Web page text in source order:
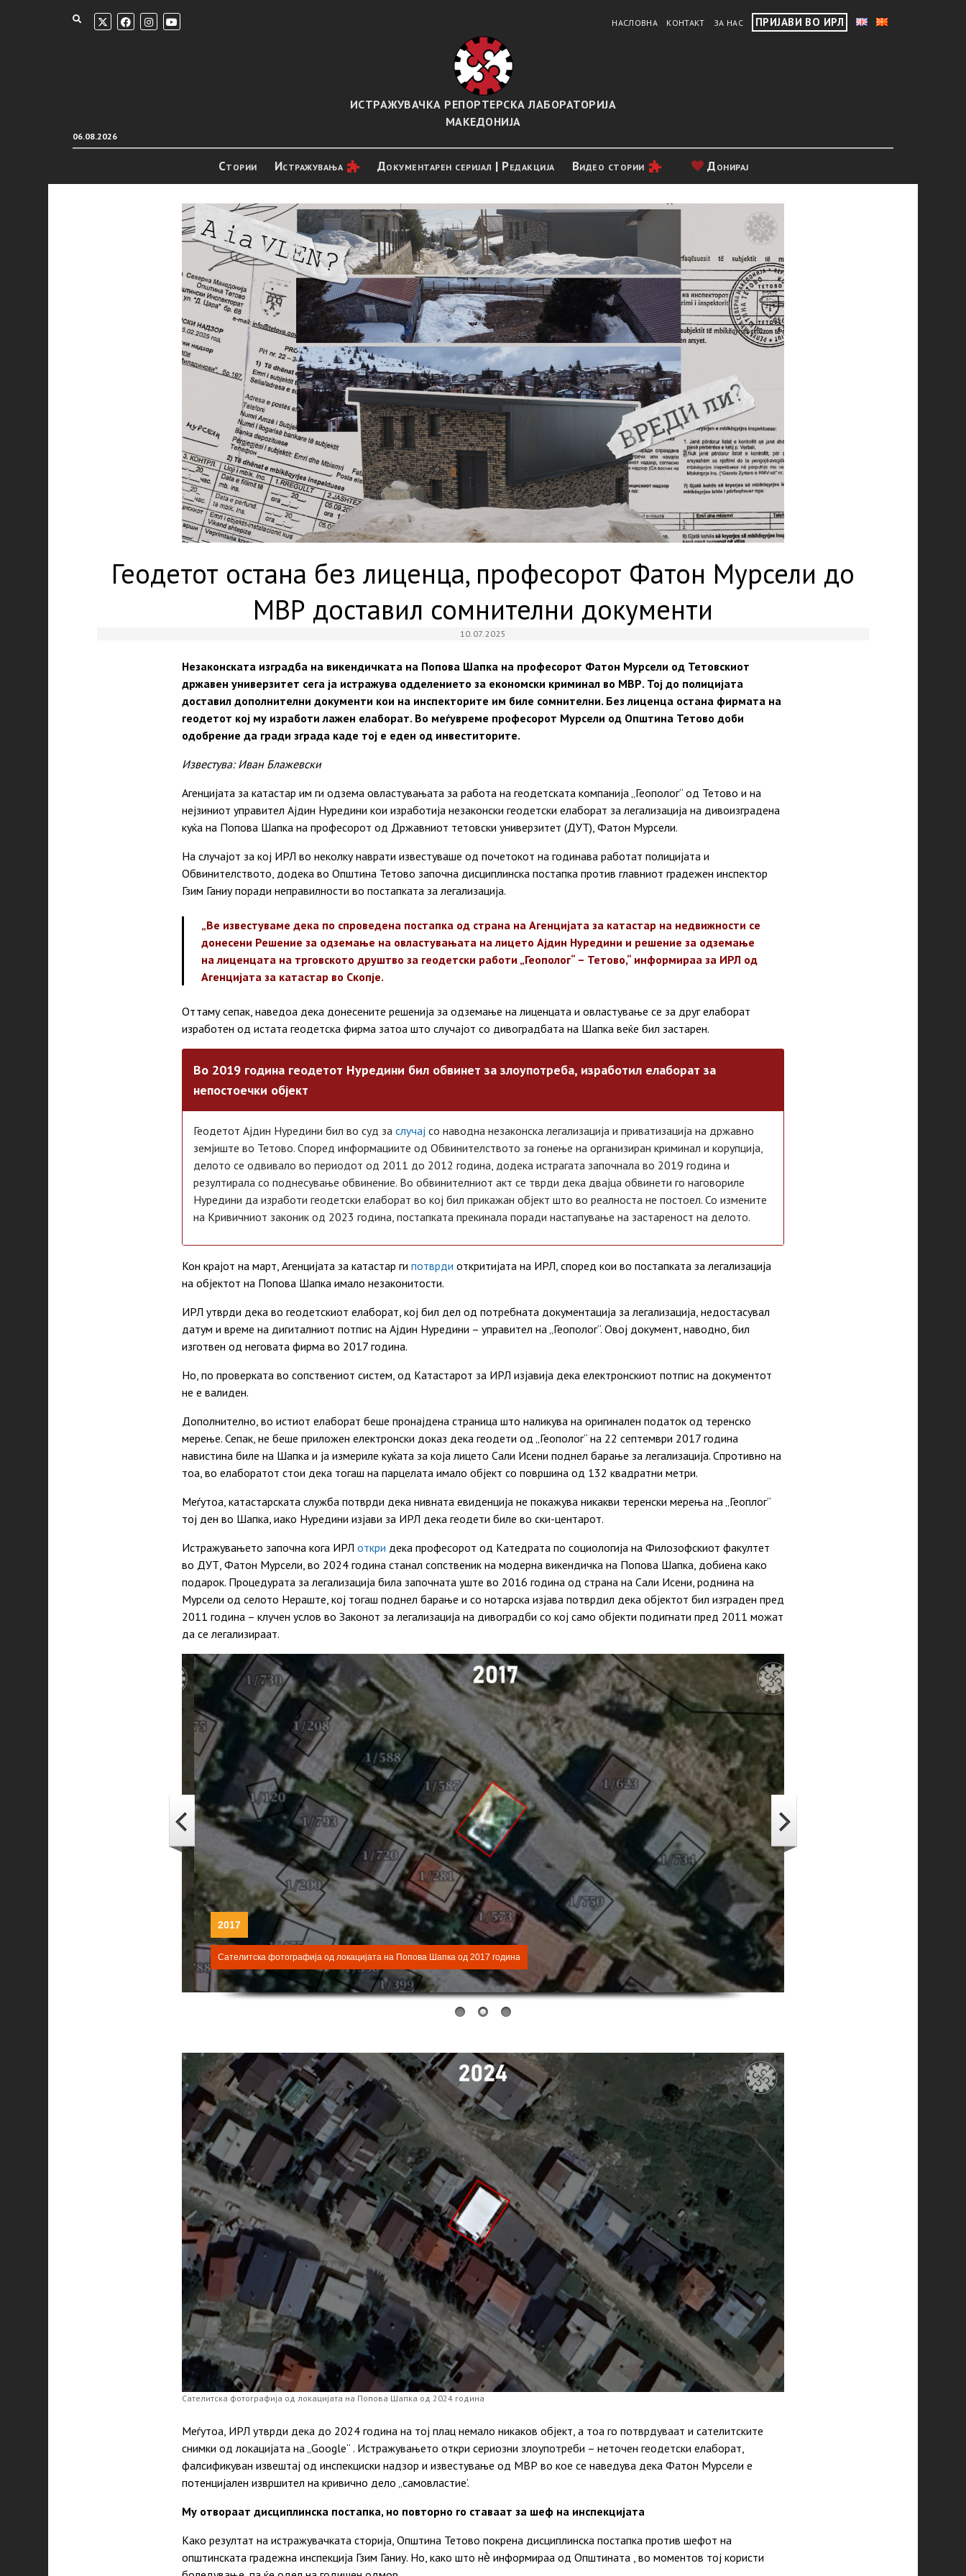
НАСЛОВНА КОНТАКТ ЗА НАС ПРИЈАВИ ВО ИРЛ
06.08.2026
ИСТРАЖУВАЧКА РЕПОРТЕРСКА ЛАБОРАТОРИЈА
МАКЕДОНИЈА
Стории Истражувањa Документарен серијал | Редакција Видео стории Донирај
Геодетот остана без лиценца, професорот Фатон Мурсели до
МВР доставил сомнителни документи
10.07.2025
Незаконската изградба на викендичката на Попова Шапка на професорот Фатон Мурсели од Тетовскиот
државен универзитет сега ја истражува одделението за економски криминал во МВР. Тој до полицијата
доставил дополнителни документи кои на инспекторите им биле сомнителни. Без лиценца остана фирмата на
геодетот кој му изработи лажен елаборат. Во меѓувреме професорот Мурсели од Општина Тетово доби
одобрение да гради зграда каде тој е еден од инвеститорите.
Известува: Иван Блажевски
Агенцијата за катастар им ги одзема овластувањата за работа на геодетската компанија „Геополог“ од Тетово и на
нејзиниот управител Ајдин Нуредини кои изработија незаконски геодетски елаборат за легализација на дивоизградена
куќа на Попова Шапка на професорот од Државниот тетовски универзитет (ДУТ), Фатон Мурсели.
На случајот за кој ИРЛ во неколку наврати известуваше од почетокот на годинава работат полицијата и
Обвинителството, додека во Општина Тетово започна дисциплинска постапка против главниот градежен инспектор
Гзим Ганиу поради неправилности во постапката за легализација.
„Ве известуваме дека по спроведена постапка од страна на Агенцијата за катастар на недвижности се
донесени Решение за одземање на овластувањата на лицето Ајдин Нуредини и решение за одземање
на лиценцата на трговското друштво за геодетски работи „Геополог“ – Тетово,“ информираа за ИРЛ од
Агенцијата за катастар во Скопје.
Оттаму сепак, наведоа дека донесените решенија за одземање на лиценцата и овластување се за друг елаборат
изработен од истата геодетска фирма затоа што случајот со дивоградбата на Шапка веќе бил застарен.
Во 2019 година геодетот Нуредини бил обвинет за злоупотреба, изработил елаборат за
непостоечки објект
Геодетот Ајдин Нуредини бил во суд за случај со наводна незаконска легализација и приватизација на државно
земјиште во Тетово. Според информациите од Обвинителството за гонење на организиран криминал и корупција,
делото се одвивало во периодот од 2011 до 2012 година, додека истрагата започнала во 2019 година и
резултирала со поднесување обвинение. Во обвинителниот акт се тврди дека двајца обвинети го наговориле
Нуредини да изработи геодетски елаборат во кој бил прикажан објект што во реалноста не постоел. Со измените
на Кривичниот законик од 2023 година, постапката прекинала поради настапување на застареност на делото.
Кон крајот на март, Агенцијата за катастар ги потврди откритијата на ИРЛ, според кои во постапката за легализација
на објектот на Попова Шапка имало незаконитости.
ИРЛ утврди дека во геодетскиот елаборат, кој бил дел од потребната документација за легализација, недостасувал
датум и време на дигиталниот потпис на Ајдин Нуредини – управител на „Геополог“. Овој документ, наводно, бил
изготвен од неговата фирма во 2017 година.
Но, по проверката во сопствениот систем, од Катастарот за ИРЛ изјавија дека електронскиот потпис на документот
не е валиден.
Дополнително, во истиот елаборат беше пронајдена страница што наликува на оригинален податок од теренско
мерење. Сепак, не беше приложен електронски доказ дека геодети од „Геополог“ на 22 септември 2017 година
навистина биле на Шапка и ја измериле куќата за која лицето Сали Исени поднел барање за легализација. Спротивно на
тоа, во елаборатот стои дека тогаш на парцелата имало објект со површина од 132 квадратни метри.
Меѓутоа, катастарската служба потврди дека нивната евиденција не покажува никакви теренски мерења на „Геоплог“
тој ден во Шапка, иако Нуредини изјави за ИРЛ дека геодети биле во ски-центарот.
Истражувањето започна кога ИРЛ откри дека професорот од Катедрата по социологија на Филозофскиот факултет
во ДУТ, Фатон Мурсели, во 2024 година станал сопственик на модерна викендичка на Попова Шапка, добиена како
подарок. Процедурата за легализација била започната уште во 2016 година од страна на Сали Исени, роднина на
Мурсели од селото Нераште, кој тогаш поднел барање и со нотарска изјава потврдил дека објектот бил изграден пред
2011 година – клучен услов во Законот за легализација на дивоградби со кој само објекти подигнати пред 2011 можат
да се легализираат.
2017
Сателитска фотографија од локацијата на Попова Шапка од 2017 година
Сателитска фотографија од локацијата на Попова Шапка од 2024 година
Меѓутоа, ИРЛ утврди дека до 2024 година на тој плац немало никаков објект, а тоа го потврдуваат и сателитските
снимки од локацијата на „Google“ . Истражувањето откри сериозни злоупотреби – неточен геодетски елаборат,
фалсификуван извештај од инспекциски надзор и известување од МВР во кое се наведува дека Фатон Мурсели е
потенцијален извршител на кривично дело „самовластие’.
Му отвораат дисциплинска постапка, но повторно го ставаат за шеф на инспекцијата
Како резултат на истражувачката сторија, Општина Тетово покрена дисциплинска постапка против шефот на
општинската градежна инспекција Гзим Ганиу. Но, како што нѐ информираа од Општината , во моментов тој користи